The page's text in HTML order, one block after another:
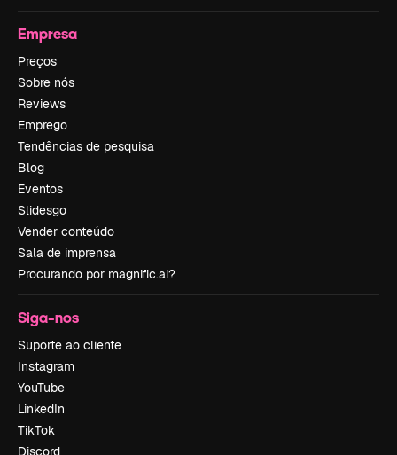
Empresa
Preços
Sobre nós
Reviews
Emprego
Tendências de pesquisa
Blog
Eventos
Slidesgo
Vender conteúdo
Sala de imprensa
Procurando por magnific.ai?
Siga-nos
Suporte ao cliente
Instagram
YouTube
LinkedIn
TikTok
Discord